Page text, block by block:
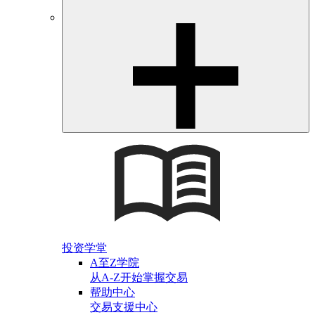
投资学堂
A至Z学院
从A-Z开始掌握交易
帮助中心
交易支援中心